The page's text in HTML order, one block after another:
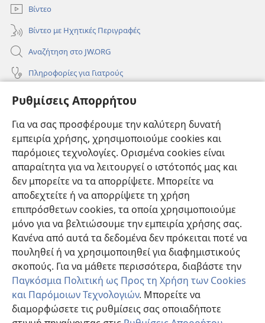
Ρυθμίσεις Απορρήτου
Για να σας προσφέρουμε την καλύτερη δυνατή
εμπειρία χρήσης, χρησιμοποιούμε cookies και
παρόμοιες τεχνολογίες. Ορισμένα cookies είναι
απαραίτητα για να λειτουργεί ο ιστότοπός μας και
δεν μπορείτε να τα απορρίψετε. Μπορείτε να
αποδεχτείτε ή να απορρίψετε τη χρήση
επιπρόσθετων cookies, τα οποία χρησιμοποιούμε
μόνο για να βελτιώσουμε την εμπειρία χρήσης σας.
Κανένα από αυτά τα δεδομένα δεν πρόκειται ποτέ να
πουληθεί ή να χρησιμοποιηθεί για διαφημιστικούς
σκοπούς. Για να μάθετε περισσότερα, διαβάστε την
Παγκόσμια Πολιτική ως Προς τη Χρήση των Cookies
και Παρόμοιων Τεχνολογιών. Μπορείτε να
διαμορφώσετε τις ρυθμίσεις σας οποιαδήποτε
Βίντεο
Βίντεο με Ηχητικές Περιγραφές
Αναζήτηση στο JW.ORG
Πληροφορίες για Γιατρούς
Πληροφορίες για Επίσημους Φορείς και ΜΜΕ
Συνεισφορές
(ανοίγει
παράθυρο)ΔΙΑΔΙΚΤΥΑΚΗ ΒΙΒΛΙΟΘΗΚΗ της Σκοπιάς™
(ανοίγει
νέο
παράθυρο)
JW Hub ®
(ανοίγει
νέο
παράθυρο)JW Library®
Βιβλιοθήκη της Σκοπιάς
Copyright © 2026 Watch Tower Bible and Tract Society of Pennsylvania.